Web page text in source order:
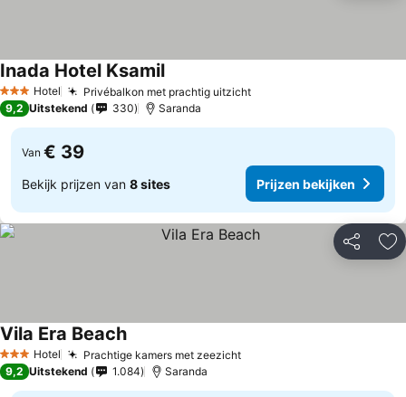
3 SterrenHotel Privébalkon met prachtig uitzicht
Inada Hotel Ksamil
9,2 Uitstekend 330 Saranda
Van € 39
Bekijk prijzen van 8 sites Prijzen bekijken
Delen
3 SterrenHotel Prachtige kamers met zeezicht
Vila Era Beach
9,2 Uitstekend 1.084 Saranda